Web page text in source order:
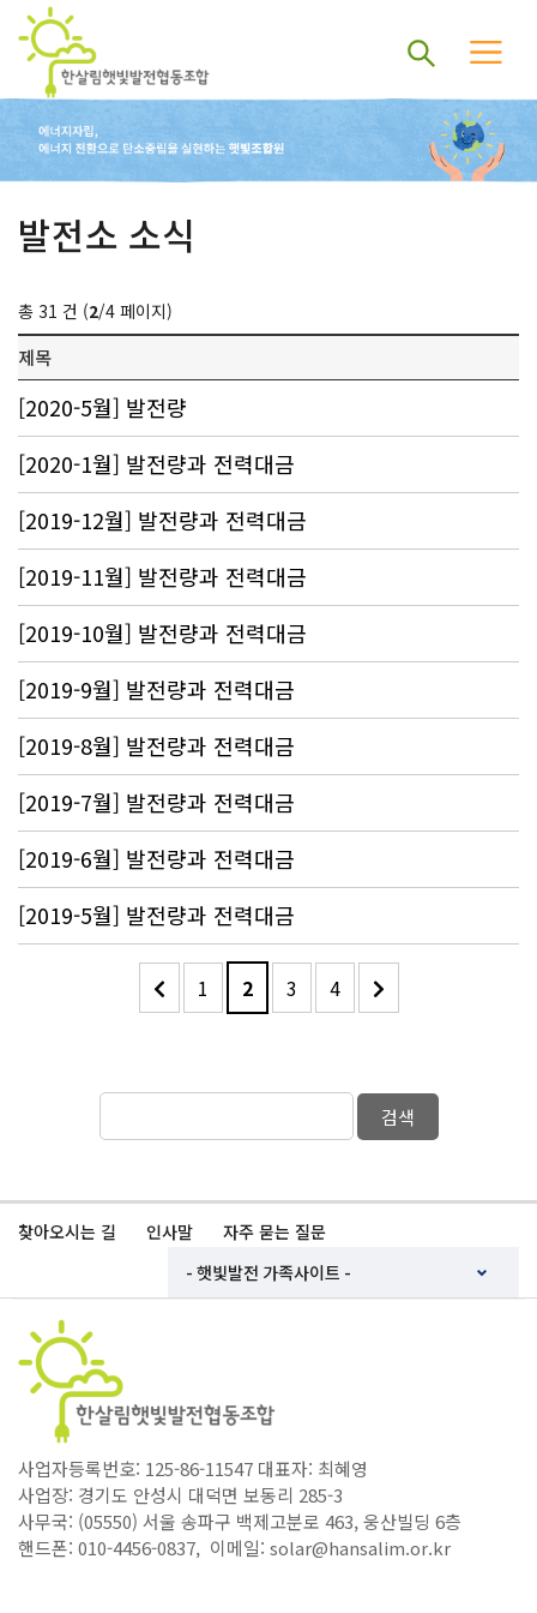
발전소 소식
총 31 건 (2/4 페이지)
제목
[2020-5월] 발전량
[2020-1월] 발전량과 전력대금
[2019-12월] 발전량과 전력대금
[2019-11월] 발전량과 전력대금
[2019-10월] 발전량과 전력대금
[2019-9월] 발전량과 전력대금
[2019-8월] 발전량과 전력대금
[2019-7월] 발전량과 전력대금
[2019-6월] 발전량과 전력대금
[2019-5월] 발전량과 전력대금
1 2 3 4
검색
찾아오시는 길 인사말 자주 묻는 질문
사업자등록번호: 125-86-11547 대표자: 최혜영
사업장: 경기도 안성시 대덕면 보동리 285-3
사무국: (05550) 서울 송파구 백제고분로 463, 웅산빌딩 6층
핸드폰: 010-4456-0837, 이메일: solar@hansalim.or.kr